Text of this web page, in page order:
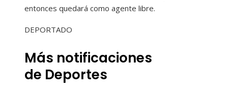
entonces quedará como agente libre.
DEPORTADO
Más notificaciones
de Deportes